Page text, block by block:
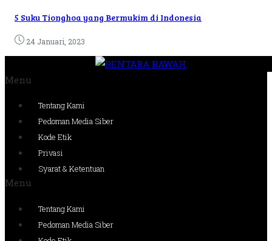
5 Suku Tionghoa yang Bermukim di Indonesia
24 Januari, 2023
Menu
Tentang Kami
Pedoman Media Siber
Kode Etik
Privasi
Syarat & Ketentuan
Menu
Tentang Kami
Pedoman Media Siber